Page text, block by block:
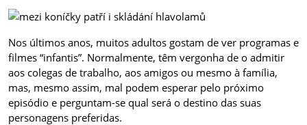
Nos últimos anos, muitos adultos gostam de ver programas e
filmes “infantis”. Normalmente, têm vergonha de o admitir
aos colegas de trabalho, aos amigos ou mesmo à família,
mas, mesmo assim, mal podem esperar pelo próximo
episódio e perguntam-se qual será o destino das suas
personagens preferidas.